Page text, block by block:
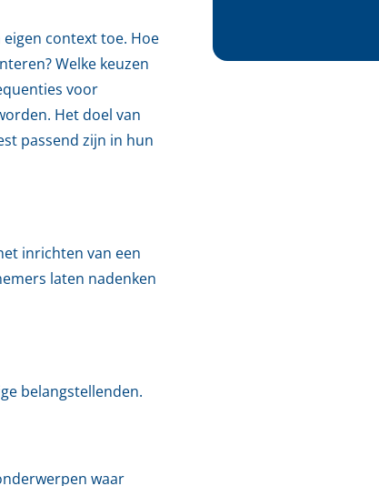
context toe. Hoe
Welke keuzen
voor
Het doel van
passend zijn in hun
inrichten van een
laten nadenken
belangstellenden.
waar